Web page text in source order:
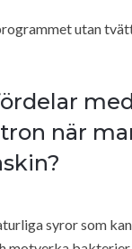
utan
när
syror som